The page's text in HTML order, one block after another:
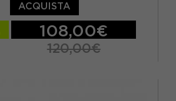
ACQUISTA
108,00€
120,00€